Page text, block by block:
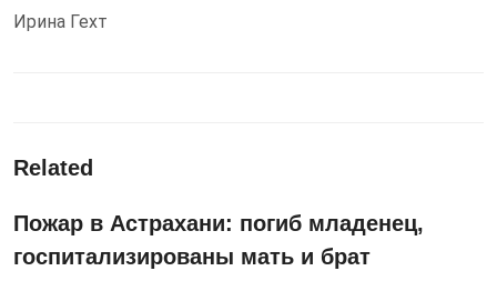
Ирина Гехт
Related
Пожар в Астрахани: погиб младенец,
госпитализированы мать и брат